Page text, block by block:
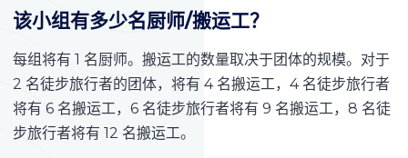
该小组有多少名厨师/搬运工？
每组将有 1 名厨师。搬运工的数量取决于团体的规模。对于
2 名徒步旅行者的团体，将有 4 名搬运工，4 名徒步旅行者
将有 6 名搬运工，6 名徒步旅行者将有 9 名搬运工，8 名徒
步旅行者将有 12 名搬运工。